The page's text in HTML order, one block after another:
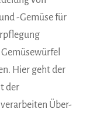
-Gemüse für
Hier geht der
der
Über-